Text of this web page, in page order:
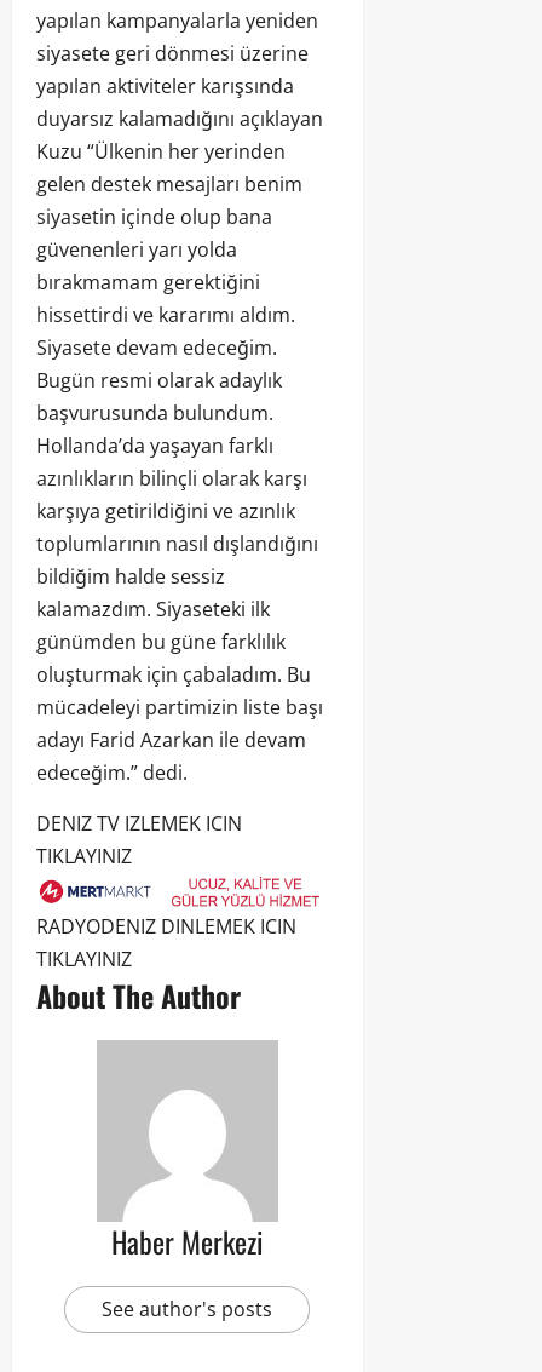
yapılan kampanyalarla yeniden
siyasete geri dönmesi üzerine
yapılan aktiviteler karışsında
duyarsız kalamadığını açıklayan
Kuzu “Ülkenin her yerinden
gelen destek mesajları benim
siyasetin içinde olup bana
güvenenleri yarı yolda
bırakmamam gerektiğini
hissettirdi ve kararımı aldım.
Siyasete devam edeceğim.
Bugün resmi olarak adaylık
başvurusunda bulundum.
Hollanda’da yaşayan farklı
azınlıkların bilinçli olarak karşı
karşıya getirildiğini ve azınlık
toplumlarının nasıl dışlandığını
bildiğim halde sessiz
kalamazdım. Siyaseteki ilk
günümden bu güne farklılık
oluşturmak için çabaladım. Bu
mücadeleyi partimizin liste başı
adayı Farid Azarkan ile devam
edeceğim.” dedi.
DENIZ TV IZLEMEK ICIN
TIKLAYINIZ
RADYODENIZ DINLEMEK ICIN
TIKLAYINIZ
About The Author
Haber Merkezi
See author's posts